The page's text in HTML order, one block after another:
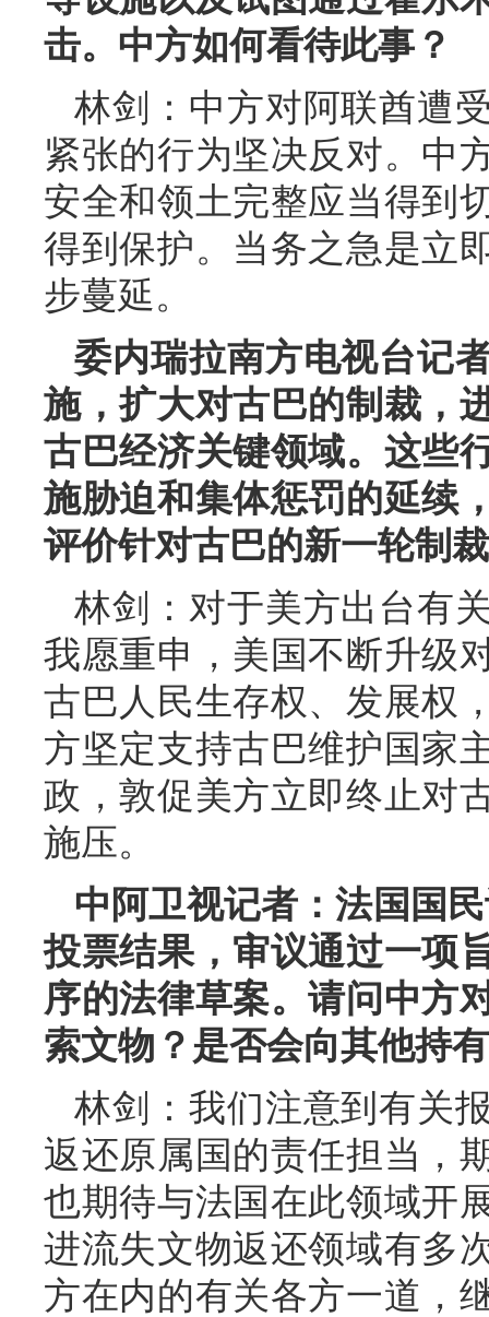
击。中方如何看待此事？
林剑：中方对阿联酋遭
紧张的行为坚决反对。中
安全和领土完整应当得到
得到保护。当务之急是立
步蔓延。
委内瑞拉南方电视台记
施，扩大对古巴的制裁，
古巴经济关键领域。这些
施胁迫和集体惩罚的延续
评价针对古巴的新一轮制
林剑：对于美方出台有
我愿重申，美国不断升级
古巴人民生存权、发展权
方坚定支持古巴维护国家
政，敦促美方立即终止对
施压。
中阿卫视记者：法国国
投票结果，审议通过一项
序的法律草案。请问中方
索文物？是否会向其他持
林剑：我们注意到有关
返还原属国的责任担当，
也期待与法国在此领域开
进流失文物返还领域有多
方在内的有关各方一道，